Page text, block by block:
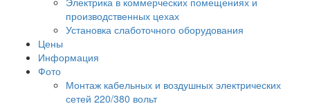
производственных цехах
Установка слаботочного оборудования
Цены
Информация
Фото
Монтаж кабельных и воздушных электрических
сетей 220/380 вольт